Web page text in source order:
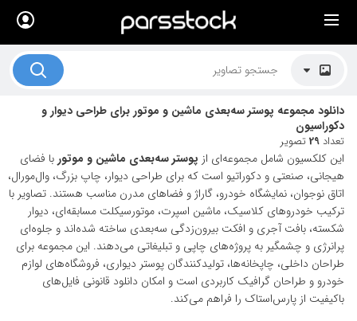
دانلود مجموعه پوستر سه‌بعدی ماشین و موتور برای طراحی دیوار و
دکوراسیون
تعداد 29تصویر
این کلکسیون شامل مجموعه‌ای از پوستر سه‌بعدی ماشین و موتور با فضای
هیجانی، صنعتی و دکوراتیو است که برای طراحی دیوار، چاپ بزرگ، وال‌مورال،
اتاق نوجوان، نمایشگاه خودرو، گاراژ و فضاهای مدرن مناسب هستند. تصاویر با
ترکیب خودروهای کلاسیک، ماشین اسپرت، موتورسیکلت مسابقه‌ای، دیوار
شکسته، بافت آجری و افکت بیرون‌زدگی سه‌بعدی ساخته شده‌اند و جلوه‌ای
پرانرژی و چشمگیر به پروژه‌های چاپی و تبلیغاتی می‌دهند. این مجموعه برای
طراحان داخلی، چاپخانه‌ها، تولیدکنندگان پوستر دیواری، فروشگاه‌های لوازم
خودرو و طراحان گرافیک کاربردی است و امکان دانلود قانونی فایل‌های
باکیفیت از پارس‌استاک را فراهم می‌کند.
× لیست قیمت ها
موضوعات تصاویر
دکوراسیون و فضاها
هنرمندان ایرانی
کسب درآمد از فروش تصاویر
021 28428845
تماس با ما
بلاگ پارس استاک